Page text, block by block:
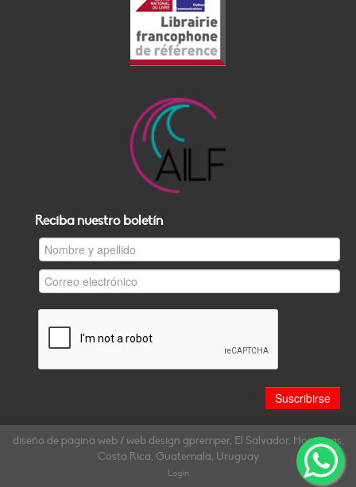
Reciba nuestro boletín
diseño de página web / web design gpremper, El Salvador, Honduras,
Costa Rica, Guatemala, Uruguay
Login